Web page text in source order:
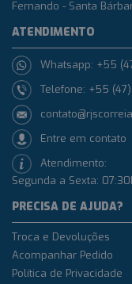
Fernando - Santa
ATENDIMENTO
Whatsapp: +55
Telefone: +55
Entre em contato
Atendimento:
Segunda a Sexta:
PRECISA DE AJUDA?
Troca e Devoluções
Acompanhar Pedido
Política de Privacidade